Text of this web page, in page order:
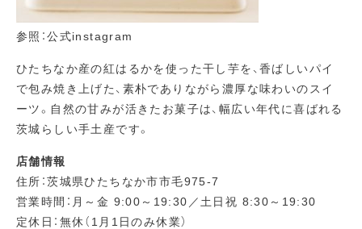
参照：公式instagram
ひたちなか産の紅はるかを使った干し芋を、香ばしいパイ
で包み焼き上げた、素朴でありながら濃厚な味わいのスイ
ーツ。自然の甘みが活きたお菓子は、幅広い年代に喜ばれる
茨城らしい手土産です。
店舗情報
住所：茨城県ひたちなか市市毛975-7
営業時間：月～金 9:00～19:30／土日祝 8:30～19:30
定休日：無休（1月1日のみ休業）